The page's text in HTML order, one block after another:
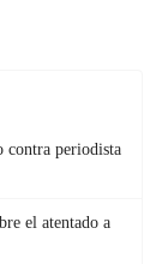
contra periodista
el atentado a